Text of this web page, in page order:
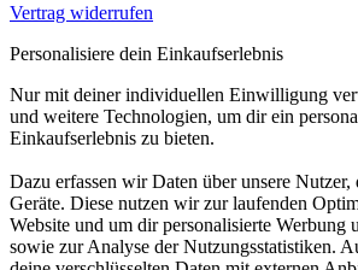
Vertrag widerrufen
Personalisiere dein Einkaufserlebnis
Nur mit deiner individuellen Einwilligung
und weitere Technologien, um dir ein
Einkaufserlebnis zu bieten.
Dazu erfassen wir Daten über unsere Nutzer,
Geräte. Diese nutzen wir zur laufenden
Website und um dir personalisierte Werbung
sowie zur Analyse der Nutzungsstatistiken.